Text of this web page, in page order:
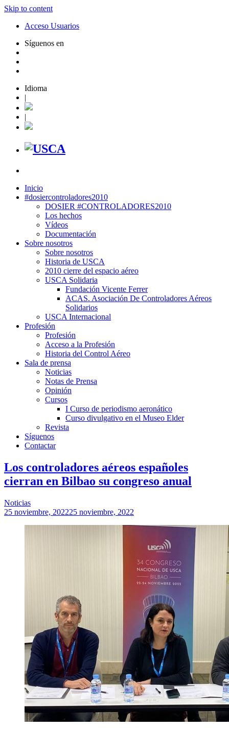
Skip to content
Acceso Usuarios
Síguenos en
Idioma
|
|
Inicio
#dosiercontroladores2010
DOSIER #CONTROLADORES2010
Los hechos
Vídeos
Documentación
Sobre nosotros
Sobre nosotros
Historia de USCA
2010 cierre del espacio aéreo
USCA Solidaria
Fundación Vicente Ferrer
ACAS. Asociación De Controladores Aéreos
Solidarios
USCA Internacional
Profesión
Profesión
Acceso a la Profesión
Historia del Control Aéreo
Sala de prensa
Noticias
Notas de Prensa
Opinión
Cursos
I Curso de periodismo aeronático
Curso divulgativo en el Museo Elder
Revista
Síguenos
Contactar
Los controladores aéreos españoles
cierran en Bilbao su congreso anual
Noticias
25 noviembre, 202225 noviembre, 2022